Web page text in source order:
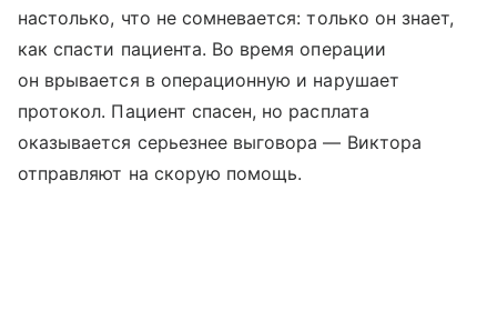
настолько, что не сомневается: только он знает,
как спасти пациента. Во время операции
он врывается в операционную и нарушает
протокол. Пациент спасен, но расплата
оказывается серьезнее выговора — Виктора
отправляют на скорую помощь.